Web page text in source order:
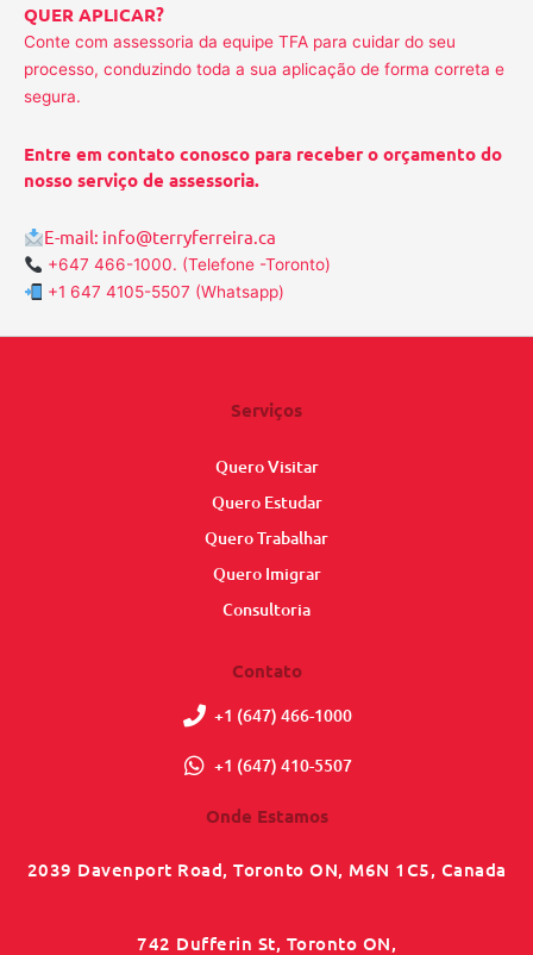
QUER APLICAR?
Conte com assessoria da equipe TFA para cuidar do seu
processo, conduzindo toda a sua aplicação de forma correta e
segura.
Entre em contato conosco para receber o orçamento do
nosso serviço de assessoria.
E-mail: info@terryferreira.ca
+647 466-1000. (Telefone -Toronto)
+1 647 4105-5507 (Whatsapp)
Serviços
Quero Visitar
Quero Estudar
Quero Trabalhar
Quero Imigrar
Consultoria
Contato
+1 (647) 466-1000
+1 (647) 410-5507
Onde Estamos
2039 Davenport Road, Toronto ON, M6N 1C5, Canada
742 Dufferin St, Toronto ON,